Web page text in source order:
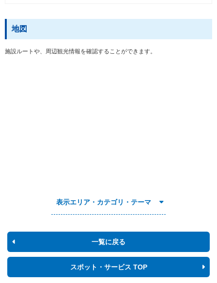
地図
施設ルートや、周辺観光情報を確認することができます。
表示エリア・カテゴリ・テーマ
一覧に戻る
スポット・サービス TOP